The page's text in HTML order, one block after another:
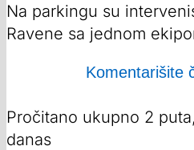
Na parkingu su
Ravene sa jednom
Komentarišite
Pročitano ukupno 2
danas